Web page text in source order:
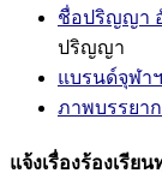
ชื่อปริญญา
ปริญญา
แบรนด์จุฬาฯ
ภาพบรรยา
แจ้งเรื่องร้องเรีย